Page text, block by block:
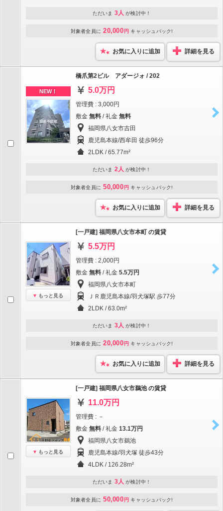
ただいま 3人 が検討中！
対象者全員に 20,000 円 キャッシュバック!
お気に入りに追加 詳細を見る
NEW！
橋爪第2ビル アダージォ / 202
5.0万円
管理費 : 3,000円
敷金 無料 / 礼金 無料
福岡県八女市吉田
鹿児島本線/西牟田 徒歩96分
2LDK / 65.77m²
ただいま 2人 が検討中！
対象者全員に 50,000 円 キャッシュバック!
お気に入りに追加 詳細を見る
もっと見る
[一戸建] 福岡県八女市本町 の賃貸
5.5万円
管理費 : 2,000円
敷金 無料 / 礼金 5.5万円
福岡県八女市本町
ＪＲ鹿児島本線/羽犬塚駅 歩77分
2LDK / 63.0m²
ただいま 3人 が検討中！
対象者全員に 20,000 円 キャッシュバック!
お気に入りに追加 詳細を見る
もっと見る
[一戸建] 福岡県八女市鵜池 の賃貸
11.0万円
管理費 : －
敷金 無料 / 礼金 13.1万円
福岡県八女市鵜池
鹿児島本線/羽犬塚 徒歩43分
4LDK / 126.28m²
ただいま 3人 が検討中！
対象者全員に 50,000 円 キャッシュバック!